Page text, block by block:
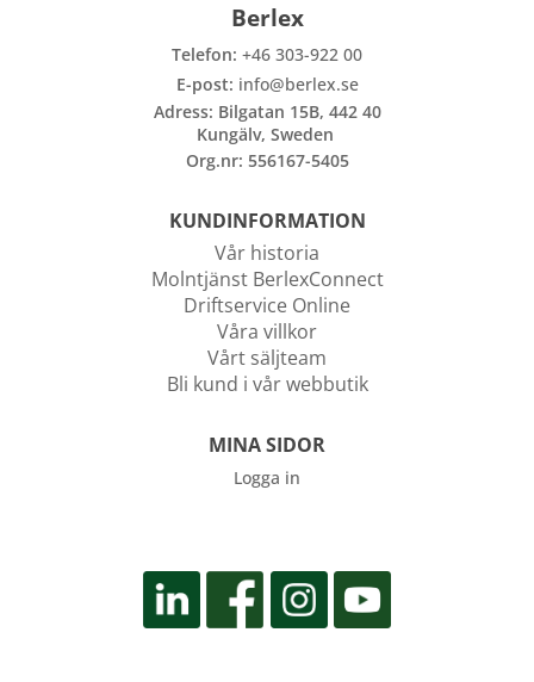
Berlex
Telefon: +46 303-922 00
E-post: info@berlex.se
Adress: Bilgatan 15B, 442 40
Kungälv, Sweden
Org.nr: 556167-5405
KUNDINFORMATION
Vår historia
Molntjänst BerlexConnect
Driftservice Online
Våra villkor
Vårt säljteam
Bli kund i vår webbutik
MINA SIDOR
Logga in